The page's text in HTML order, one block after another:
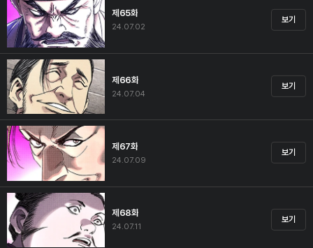
제65화
24.07.02
보기
제66화
24.07.04
보기
제67화
24.07.09
보기
제68화
24.07.11
보기